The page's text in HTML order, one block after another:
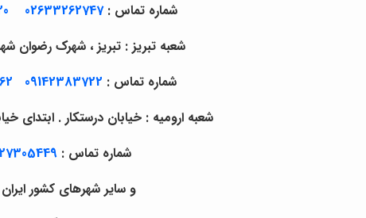
شماره تماس :02633262747
شعبه تبریز : تبریز ، شهرک رضوان
شماره تماس : 09142383722
شعبه ارومیه : خیابان درستکار . ابتدای
شماره تماس :
و سایر شهرهای کشور